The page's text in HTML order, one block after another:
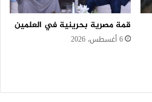
قمة مصرية بحرينية في العلمين
6 أغسطس، 2026